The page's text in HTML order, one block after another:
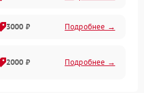
3000 ₽ Подробнее →
2000 ₽ Подробнее →